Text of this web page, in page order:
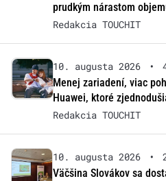
prudkým nárastom
Redakcia TOUCHIT
10. augusta 2026 •
Menej zariadení, viac
Huawei, ktoré
Redakcia TOUCHIT
10. augusta 2026 •
Väčšina Slovákov sa